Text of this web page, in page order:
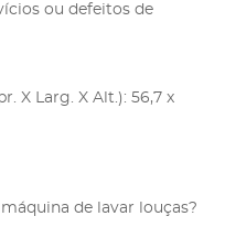
ou defeitos de
X Larg. X Alt.): 56,7 x
de lavar louças?